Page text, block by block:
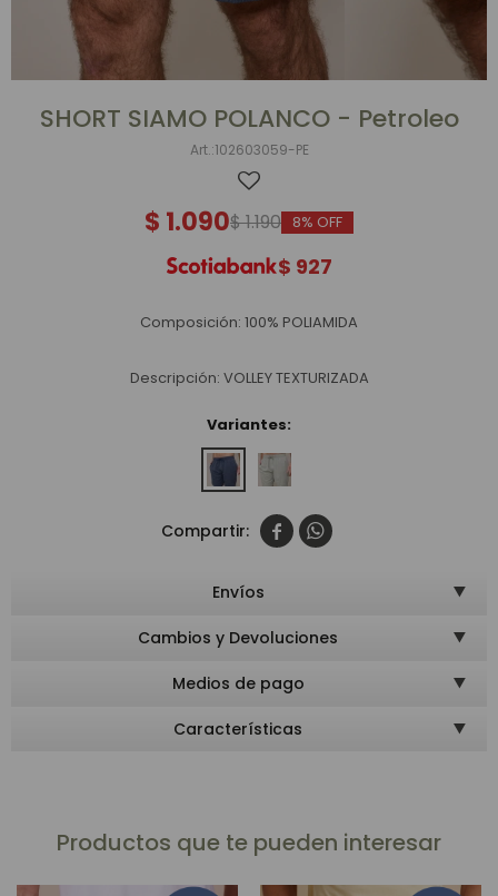
SHORT SIAMO POLANCO - Petroleo
102603059-PE
$ 1.090$1.190 8
$ 927
Composición: 100% POLIAMIDA
Descripción: VOLLEY TEXTURIZADA
Variantes:
 
Envíos
Cambios y Devoluciones
Medios de pago
Características
Productos que te pueden interesar